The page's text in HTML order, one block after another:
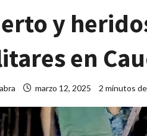
y
en
marzo 12, 2025 2 minutos